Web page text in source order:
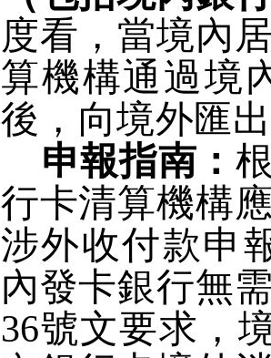
度看，當境內
算機構通過境
後，向境外匯
申報指南：
行卡清算機構
涉外收付款申
內發卡銀行無
36號文要求，